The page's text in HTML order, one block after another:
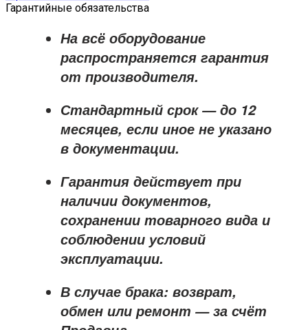
Гарантийные обязательства
На всё оборудование
распространяется гарантия
от производителя.
Стандартный срок — до 12
месяцев, если иное не указано
в документации.
Гарантия действует при
наличии документов,
сохранении товарного вида и
соблюдении условий
эксплуатации.
В случае брака: возврат,
обмен или ремонт —за счёт